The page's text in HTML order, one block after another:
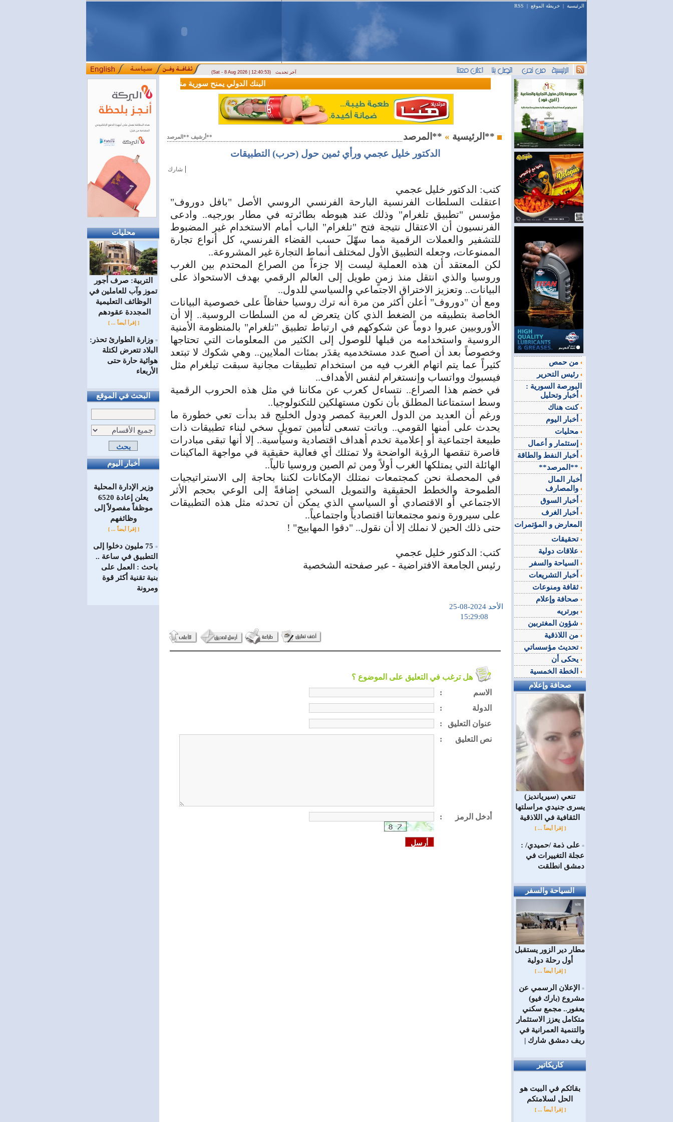
الرئيسية | خريطة الموقع |
RSS
(Sat - 8 Aug 2026 | 12:40:53) آخر تحديث
محليات
التربية: صرف أجور
تموز وآب للعاملين في
الوظائف ‏التعليمية
المجددة عقودهم ‏
[ إقرأ أيضاً ... ]
= وزارة الطوارئ تحذر:
البلاد تتعرض لكتلة
هوائية حارة حتى
الأربعاء
البحث في الموقع
أخبار اليوم
وزير الإدارة المحلية
يعلن إعادة 6520
موظفاً مفصولاً إلى
‏وظائفهم
[ إقرأ أيضاً ... ]
=
75 مليون دخلوا إلى
التطبيق في ساعة ..
باحث : العمل على
بنية تقنية أكثر قوة
ومرونة
البنك الدولي يمنح سورية منحة مالية بقيمة 100 مليون دولار لدعم إصلاحات القطاع المالي
أرشيف **المرصد** الرئيسية »
**المرصد**
الدكتور خليل عجمي ورأي ثمين حول (حرب) التطبيقات
شارك |
كتب: الدكتور خليل عجمي
اعتقلت السلطات الفرنسية البارحة الفرنسي الروسي الأصل "بافل دوروف"
مؤسس "تطبيق تلغرام" وذلك عند هبوطه بطائرته في مطار بورجيه.. وادعى
الفرنسيون أن الاعتقال نتيجة فتح "تلغرام" الباب أمام الاستخدام غير المضبوط
للتشفير والعملات الرقمية مما سهّلَ حسب القضاء الفرنسي، كل أنواع تجارة
الممنوعات، وجعله التطبيق الأول لمختلف أنماط التجارة غير المشروعة..
لكن المعتقد أن هذه العملية ليست إلا جزءاً من الصراع المحتدم بين الغرب
وروسيا والذي انتقل منذ زمنٍ طويل إلى العالم الرقمي بهدف الاستحواذ على
البيانات.. وتعزيز الاختراق الاجتماعي والسياسي للدول..
ومع أن "دوروف" أعلن أكثر من مرة أنه ترك روسيا حفاظاً على خصوصية البيانات
الخاصة بتطبيقه من الضغط الذي كان يتعرض له من السلطات الروسية.. إلا أن
الأوروبيين عبروا دوماً عن شكوكهم في ارتباط تطبيق "تلغرام" بالمنظومة الأمنية
الروسية واستخدامه من قبلها للوصول إلى الكثير من المعلومات التي تحتاجها
وخصوصاً بعد أن أصبح عدد مستخدميه يقدَر بمئات الملايين.. وهي شكوك لا تبتعد
كثيراً عما يتم اتهام الغرب فيه من استخدام تطبيقات مجانية سبقت تيلغرام مثل
فيسبوك وواتساب وإنستغرام لنفس الأهداف..
في خضم هذا الصراع.. نتساءل كعرب عن مكاننا في مثل هذه الحروب الرقمية
وسط استمتاعنا المطلق بأن نكون مستهلكين للتكنولوجيا..
ورغم أن العديد من الدول العربية كمصر ودول الخليج قد بدأت تعي خطورة ما
يحدث على أمنها القومي.. وباتت تسعى لتأمين تمويلٍ سخي لبناء تطبيقات ذات
طبيعة اجتماعية أو إعلامية تخدم أهداف اقتصادية وسياسية.. إلا أنها تبقى مبادرات
قاصرة تنقصها الرؤية الواضحة ولا تمتلك أي فعالية حقيقية في مواجهة الماكينات
الهائلة التي يمتلكها الغرب أولاً ومن ثم الصين وروسيا تالياً..
في المحصلة نحن كمجتمعات نمتلك الإمكانات لكننا بحاجة إلى الاستراتيجيات
الطموحة والخطط الحقيقية والتمويل السخي إضافةً إلى الوعي بحجم الأثر
الاجتماعي أو الاقتصادي أو السياسي الذي يمكن أن تحدثه مثل هذه التطبيقات
على سيرورة ونمو مجتمعاتنا اقتصادياً واجتماعياً..
حتى ذلك الحين لا نملك إلا أن نقول.. "دقوا المهابيج" !
كتب: الدكتور خليل عجمي
رئيس الجامعة الافتراضية - عبر صفحته الشخصية
الأحد 2024-08-25
هل ترغب في التعليق على الموضوع ؟
:
الاسم
:
الدولة
:
عنوان التعليق
:
نص التعليق
: أدخل الرمز
البورصة السورية :
كنت هناك
**المرصد**
أخبار المال
المعارض و المؤتمرات
تحقيقات
ثقافة ومنوعات
تحديث مؤسساتي
صحافة وإعلام
(سيريانديز) تنعي
يسرى جنيدي مراسلتها
الثقافية في اللاذقية
[ إقرأ أيضاً ... ]
= على ذمة /حميدي/ :
عجلة التغييرات في
دمشق انطلقت
السياحة والسفر
مطار دير الزور يستقبل
أول رحلة دولية
[ إقرأ أيضاً ... ]
=
الإعلان الرسمي عن
مشروع (بارك فيو)
يعفور.. مجمع سكني
متكامل يعزز الاستثمار
والتنمية العمرانية في
ريف دمشق شارك |
كاريكاتير
بقائكم في البيت هو
الحل لسلامتكم
[ إقرأ أيضاً ... ]